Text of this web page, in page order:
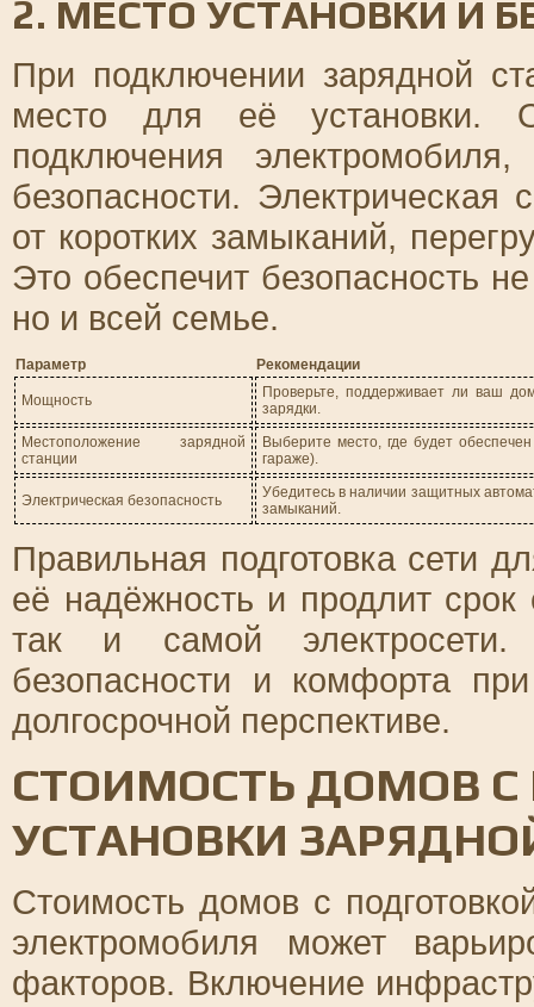
2. МЕСТО УСТАНОВКИ И
При подключении зарядной
место для её установки.
подключения
безопасности.
от коротких замыканий,
Это обеспечит безопасность
но и всей семье.
Параметр Рекомендации
Мощность
Проверьте, поддерживает ли ваш
зарядки.
Местоположение зарядной
станции
Выберите место, где будет
гараже).
Электрическая безопасность
Убедитесь в наличии защитных
замыканий.
Правильная подготовка сети
её надёжность и продлит срок
так и самой
безопасности и комфорта
долгосрочной перспективе.
СТОИМОСТЬ ДОМОВ
УСТАНОВКИ
Стоимость домов с
электромобиля может
факторов. Включение